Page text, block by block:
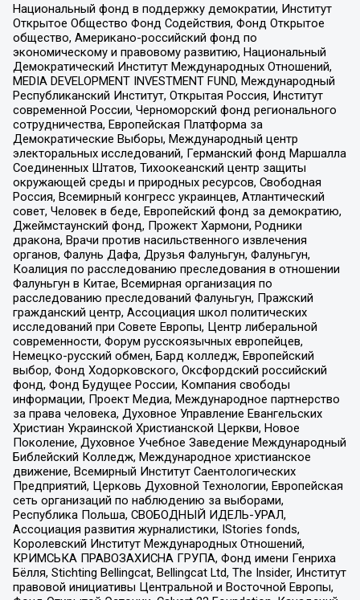
Национальный фонд в поддержку демократии, Институт
Открытое Общество Фонд Содействия, Фонд Открытое
общество, Американо-российский фонд по
экономическому и правовому развитию, Национальный
Демократический Институт Международных Отношений,
MEDIA DEVELOPMENT INVESTMENT FUND, Международный
Республиканский Институт, Открытая Россия, Институт
современной России, Черноморский фонд регионального
сотрудничества, Европейская Платформа за
Демократические Выборы, Международный центр
электоральных исследований, Германский фонд Маршалла
Соединенных Штатов, Тихоокеанский центр защиты
окружающей среды и природных ресурсов, Свободная
Россия, Всемирный конгресс украинцев, Атлантический
совет, Человек в беде, Европейский фонд за демократию,
Джеймстаунский фонд, Прожект Хармони, Родники
дракона, Врачи против насильственного извлечения
органов, Фалунь Дафа, Друзья Фалуньгун, Фалуньгун,
Коалиция по расследованию преследования в отношении
Фалуньгун в Китае, Всемирная организация по
расследованию преследований Фалуньгун, Пражский
гражданский центр, Ассоциация школ политических
исследований при Совете Европы, Центр либеральной
современности, Форум русскоязычных европейцев,
Немецко-русский обмен, Бард колледж, Европейский
выбор, Фонд Ходорковского, Оксфордский российский
фонд, Фонд Будущее России, Компания свободы
информации, Проект Медиа, Международное партнерство
за права человека, Духовное Управление Евангельских
Христиан Украинской Христианской Церкви, Новое
Поколение, Духовное Учебное Заведение Международный
Библейский Колледж, Международное христианское
движение, Всемирный Институт Саентологических
Предприятий, Церковь Духовной Технологии, Европейская
сеть организаций по наблюдению за выборами,
Республика Польша, СВОБОДНЫЙ ИДЕЛЬ-УРАЛ,
Ассоциация развития журналистики, IStories fonds,
Королевский Институт Международных Отношений,
КРИМСЬКА ПРАВОЗАХИСНА ГРУПА, Фонд имени Генриха
Бёлля, Stichting Bellingcat, Bellingcat Ltd, The Insider, Институт
правовой инициативы Центральной и Восточной Европы,